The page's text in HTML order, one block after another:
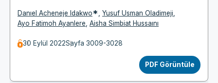
Danıel Acheneje Idakwo* Yusuf Usman Oladimeji
Ayo Fatimoh Ayanlere Aisha Simbiat Hussaını
30 Eylül 2022Sayfa 3009-3028
PDF Görüntüle